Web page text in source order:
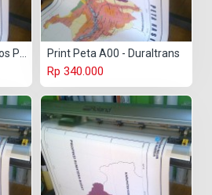
Print Peta A00 - Duraltrans
Rp 340.000